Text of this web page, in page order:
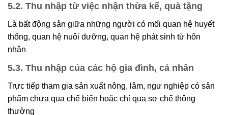
5.2. Thu nhập từ việc nhận thừa kế, quà tặng
Là bất động sản giữa những người có mối quan hệ huyết
thống, quan hệ nuôi dưỡng, quan hệ phát sinh từ hôn
nhân
5.3. Thu nhập của các hộ gia đình, cá nhân
Trực tiếp tham gia sản xuất nông, lâm, ngư nghiệp có sản
phẩm chưa qua chế biến hoặc chỉ qua sơ chế thông
thường